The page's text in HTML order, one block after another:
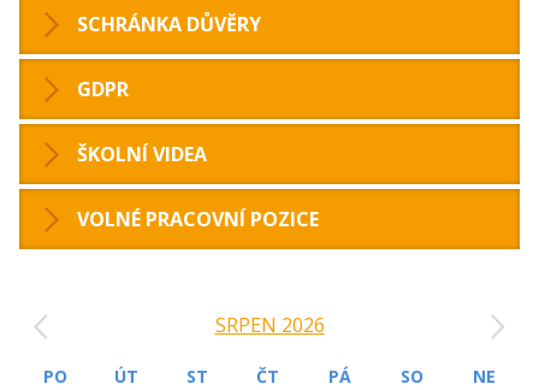
SCHRÁNKA DŮVĚRY
GDPR
ŠKOLNÍ VIDEA
VOLNÉ PRACOVNÍ POZICE
SRPEN 2026
PO ÚT ST ČT PÁ SO
NE